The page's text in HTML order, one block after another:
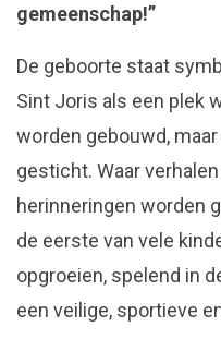
gemeenschap!”
De geboorte staat
Sint Joris als een plek
worden gebouwd,
gesticht. Waar
herinneringen worden
de eerste van vele
opgroeien, spelend in
een veilige, sportieve